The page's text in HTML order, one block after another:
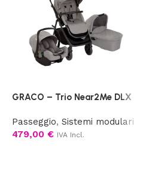
GRACO – Trio Near2Me DLX
Passeggio, Sistemi modulari
479,00 € IVA Incl.